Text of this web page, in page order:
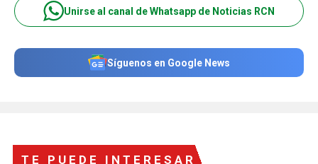
Unirse al canal de Whatsapp de Noticias RCN
Síguenos en Google News
TE PUEDE INTERESAR